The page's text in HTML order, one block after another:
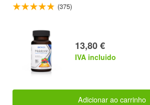
(375)
13,80 €
IVA incluido
Adicionar ao carrinho